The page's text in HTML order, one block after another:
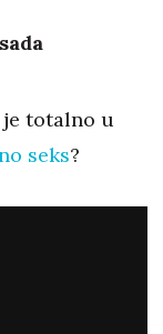
je totalno u
seks?